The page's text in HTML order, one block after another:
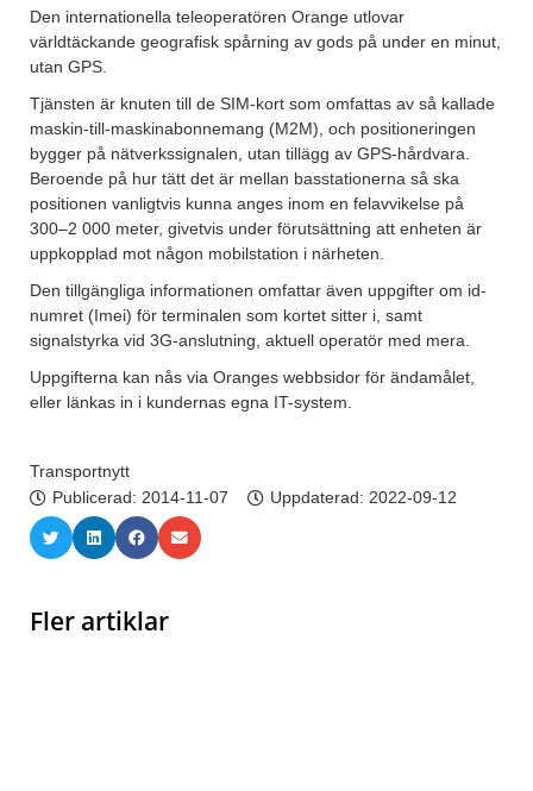
Den internationella teleoperatören Orange utlovar
världtäckande geografisk spårning av gods på under en minut,
utan GPS.
Tjänsten är knuten till de SIM-kort som omfattas av så kallade
maskin-till-maskinabonnemang (M2M), och positioneringen
bygger på nätverkssignalen, utan tillägg av GPS-hårdvara.
Beroende på hur tätt det är mellan basstationerna så ska
positionen vanligtvis kunna anges inom en felavvikelse på
300–2 000 meter, givetvis under förutsättning att enheten är
uppkopplad mot någon mobilstation i närheten.
Den tillgängliga informationen omfattar även uppgifter om id-
numret (Imei) för terminalen som kortet sitter i, samt
signalstyrka vid 3G-anslutning, aktuell operatör med mera.
Uppgifterna kan nås via Oranges webbsidor för ändamålet,
eller länkas in i kundernas egna IT-system.
Transportnytt
Publicerad: 2014-11-07 Uppdaterad: 2022-09-12
Fler artiklar